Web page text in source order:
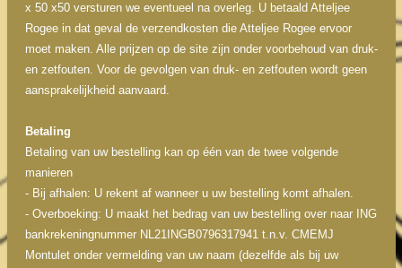
x 50 x50 versturen we eventueel na overleg. U betaald Atteljee
Rogee in dat geval de verzendkosten die Atteljee Rogee ervoor
moet maken. Alle prijzen op de site zijn onder voorbehoud van druk-
en zetfouten. Voor de gevolgen van druk- en zetfouten wordt geen
aansprakelijkheid aanvaard.
Betaling
Betaling van uw bestelling kan op één van de twee volgende
manieren
- Bij afhalen: U rekent af wanneer u uw bestelling komt afhalen.
- Overboeking: U maakt het bedrag van uw bestelling over naar ING
bankrekeningnummer NL21INGB0796317941 t.n.v. CMEMJ
Montulet onder vermelding van uw naam (dezelfde als bij uw